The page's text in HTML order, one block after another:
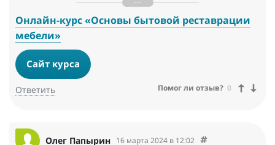
знания для создания других игрушек. Уроки подробные,
понятные новичкам, которые впервые держат в руках
инструмент или только хотят его приобрести, но не знают где
и с чего начать. Очень рада такой возможности и вообще, -
очень ценно, что вы возрождаете ремесла и каждый
обыватель может приобщиться к знаниям и практическим
навыкам, сделав их делом своей жизни. Спасибо
Онлайн-курс «Основы бытовой реставрации
мебели»
Сайт курса
Ответить Помог ли отзыв? 0
Олег Папырин 16 марта 2024 в 12:02